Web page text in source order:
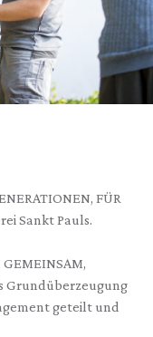
FÜR
Sankt Pauls.
Grundüberzeugung
geteilt und